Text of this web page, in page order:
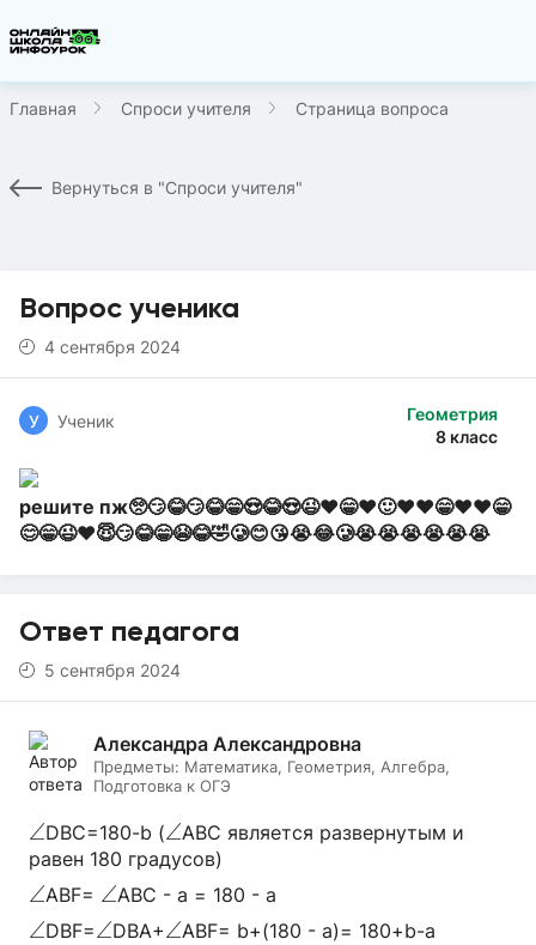
Главная Спроси учителя Страница вопроса
Вернуться в "Спроси учителя"
Вопрос ученика
4 сентября 2024
Геометрия
8 класс
У Ученик
решите пж🥺😏😂😏😂😁😍😂😍😉❤️😁❤️🙂❤️❤️😁❤️❤️😁
😊😁😉❤️😇😏😂😁😭😂🤣🥲😊😘😭😂🥲😭😭😭😭😭😭
Ответ педагога
5 сентября 2024
Александра Александровна
Предметы: Математика, Геометрия, Алгебра,
Подготовка к ОГЭ
∠∠DBC=180-b (∠∠ABC является развернутым и
равен 180 градусов)
∠∠ABF= ∠∠ABC - a = 180 - a
∠∠DBF=∠∠DBA+∠∠ABF= b+(180 - a)= 180+b-a